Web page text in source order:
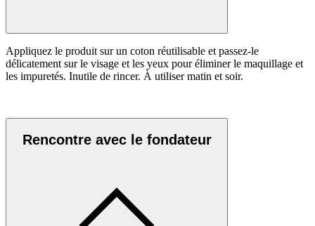
Appliquez le produit sur un coton réutilisable et passez-le
délicatement sur le visage et les yeux pour éliminer le maquillage et
les impuretés. Inutile de rincer. À utiliser matin et soir.
Rencontre avec le fondateur